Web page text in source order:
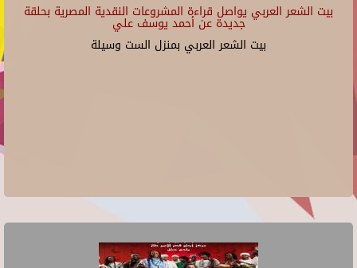
بيت الشعر العربي يواصل قراءة المشروعات النقدية المصرية بحلقة
جديدة عن أحمد يوسف علي
بيت الشعر العربي بمنزل الست وسيلة